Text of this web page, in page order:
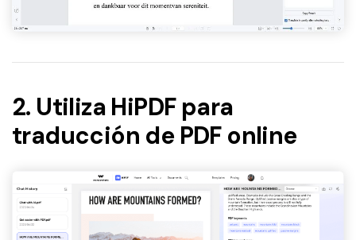
2. Utiliza HiPDF para
traducción de PDF online